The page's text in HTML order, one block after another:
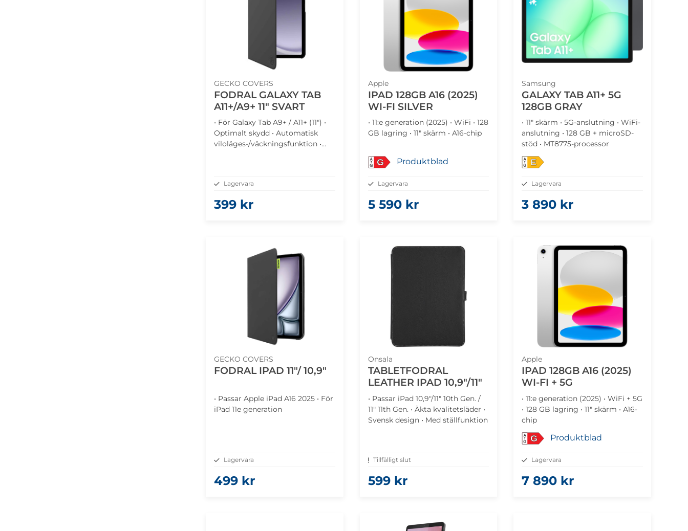
GECKO COVERS
FODRAL GALAXY TAB
A11+/A9+ 11" SVART
• För Galaxy Tab A9+ / A11+ (11") •
Optimalt skydd • Automatisk
viloläges-/väckningsfunktion •
Lagervara
399 kr
Apple
IPAD 128GB A16 (2025)
WI-FI SILVER
• 11:e generation (2025) • WiFi • 128
GB lagring • 11" skärm • A16-chip
G Produktblad
Lagervara
5 590 kr
Samsung
GALAXY TAB A11+ 5G
128GB GRAY
• 11" skärm • 5G-anslutning • WiFi-
anslutning • 128 GB + microSD-
stöd • MT8775-processor
E
Lagervara
3 890 kr
GECKO COVERS
FODRAL IPAD 11"/ 10,9"
• Passar Apple iPad A16 2025 • För
iPad 11e generation
Lagervara
499 kr
Onsala
TABLETFODRAL
LEATHER IPAD 10,9"/11"
• Passar iPad 10,9"/11" 10th Gen. /
11" 11th Gen. • Äkta kvalitetsläder •
Svensk design • Med ställfunktion
Tillfälligt slut
599 kr
Apple
IPAD 128GB A16 (2025)
WI-FI + 5G
• 11:e generation (2025) • WiFi + 5G
• 128 GB lagring • 11" skärm • A16-
chip
G Produktblad
Lagervara
7 890 kr